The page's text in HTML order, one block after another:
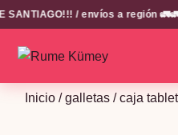
/ envíos a región 🚛🚛
Inicio /galletas / caja